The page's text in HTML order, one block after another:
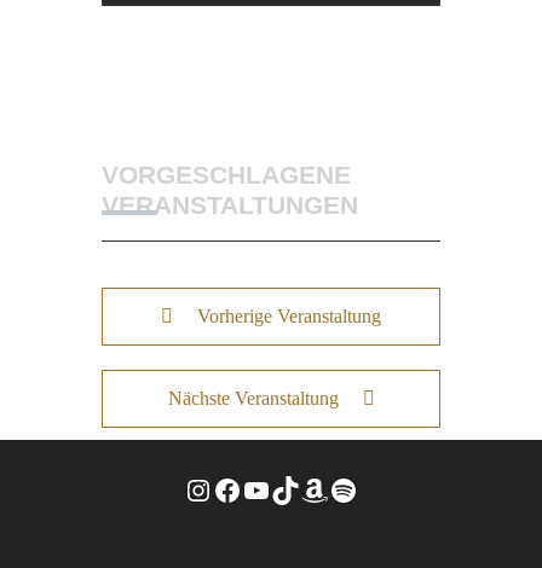
VORGESCHLAGENE
VERANSTALTUNGEN
Vorherige Veranstaltung
Nächste Veranstaltung
Instagram
Facebook
YouTube
TikTokAmazon
Spotify